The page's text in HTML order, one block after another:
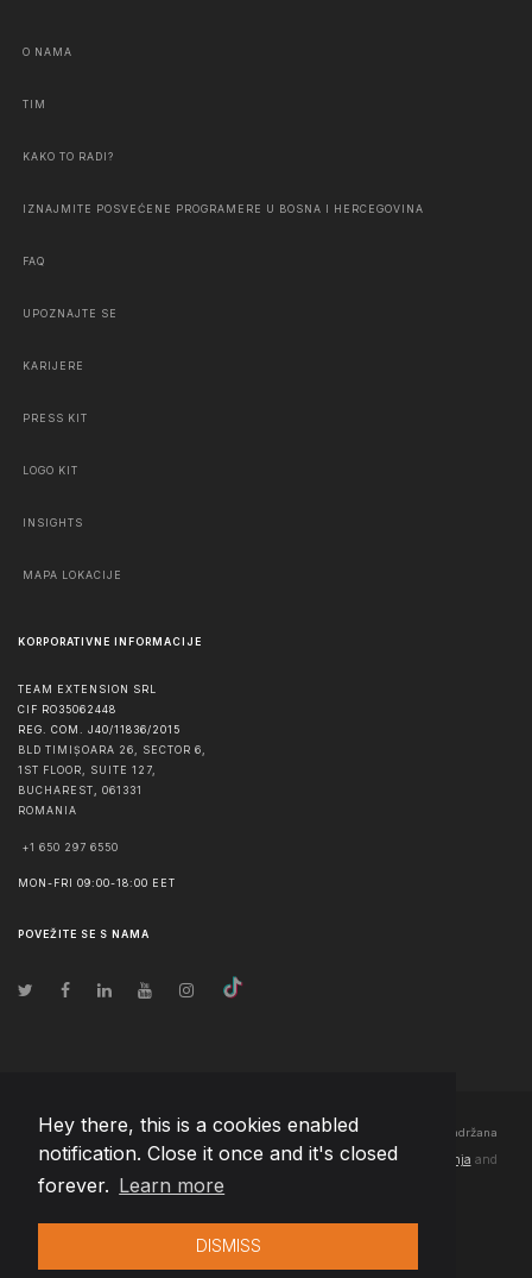
Hey there, this is a cookies enabled
notification. Close it once and it's closed
forever. Learn more
DISMISS
O NAMA
TIM
KAKO TO RADI?
IZNAJMITE POSVEĆENE PROGRAMERE U BOSNA I HERCEGOVINA
FAQ
UPOZNAJTE SE
KARIJERE
PRESS KIT
LOGO KIT
INSIGHTS
MAPA LOKACIJE
KORPORATIVNE INFORMACIJE
TEAM EXTENSION SRL
CIF RO35062448
REG. COM. J40/11836/2015
BLD TIMIȘOARA 26, SECTOR 6,
1ST FLOOR, SUITE 127,
BUCHAREST
061331
ROMANIA
+1 650 297 6550
MON-FRI 09:00-18:00 EET
POVEŽITE SE S NAMA
© Autorska prava 2026 Team Extension Bosnia Herzegovina - Sva prava zadržana
Changelog● Korišćenjem ove stranice slažete se sa našimPravila korištenja and
Politika privatnosti